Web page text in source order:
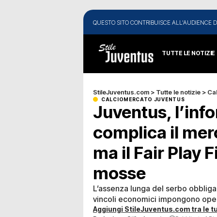
QUESTO SITO CONTRIBUISCE ALL'AUDIENCE
TUTTE LE NOTIZIE
StileJuventus.com > Tutte le notizie >
CALCIOMERCATO JUVENTUS
Juventus,
complica il
ma il Fair Play
mosse
L’assenza lunga del serbo
vincoli economici impongono
Aggiungi StileJuventus.com tra le